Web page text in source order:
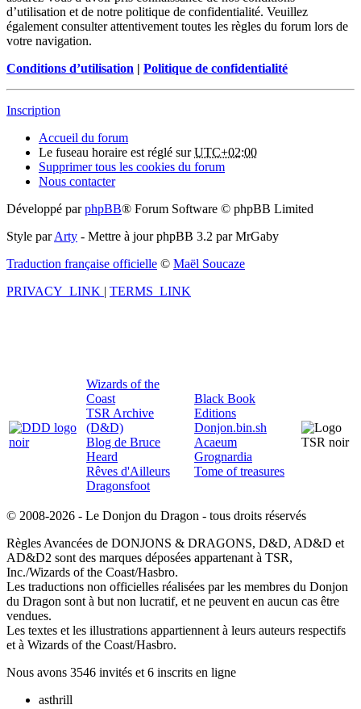
d’utilisation et de notre politique de confidentialité. Veuillez
également consulter attentivement toutes les règles du forum lors de
votre navigation.
Conditions d’utilisation | Politique de confidentialité
Inscription
Accueil du forum
Le fuseau horaire est réglé surUTC+02:00
Supprimer tous les cookies du forum
Nous contacter
Développé parphpBB® Forum Software © phpBB Limited
Style parArty - Mettre à jour phpBB 3.2 par MrGaby
Traduction française officielle © Maël Soucaze
PRIVACY_LINK | TERMS_LINK
Wizards of the
Coast
TSR Archive
(D&D)
Blog de Bruce
Heard
Rêves d'Ailleurs
Dragonsfoot
Black Book
Editions
Donjon.bin.sh
Acaeum
Grognardia
Tome of treasures
© 2008-2026 - Le Donjon du Dragon - tous droits réservés
Règles Avancées de DONJONS & DRAGONS, D&D, AD&D et
AD&D2 sont des marques déposées appartenant à TSR,
Inc./Wizards of the Coast/Hasbro.
Les traductions non officielles réalisées par les membres du Donjon
du Dragon sont à but non lucratif, et ne peuvent en aucun cas être
vendues.
Les textes et les illustrations appartiennent à leurs auteurs respectifs
et à Wizards of the Coast/Hasbro.
Nous avons 3546 invités et 6 inscrits en ligne
asthrill